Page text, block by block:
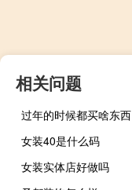
相关问题
过年的时候都买啥东西
女装40是什么码
女装实体店好做吗